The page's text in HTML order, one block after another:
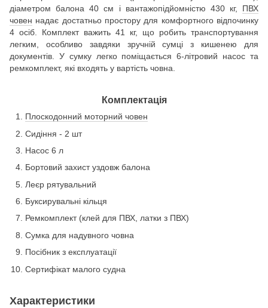
діаметром балона 40 см і вантажопідйомністю 430 кг, ПВХ
човен надає достатньо простору для комфортного відпочинку
4 осіб. Комплект важить 41 кг, що робить транспортування
легким, особливо завдяки зручній сумці з кишенею для
документів. У сумку легко поміщається 6-літровий насос та
ремкомплект, які входять у вартість човна.
Комплектація
Плоскодонний моторний човен
Сидіння - 2 шт
Насос 6 л
Бортовий захист уздовж балона
Леєр рятувальний
Буксирувальні кільця
Ремкомплект (клей для ПВХ, латки з ПВХ)
Сумка для надувного човна
Посібник з експлуатації
Сертифікат малого судна
Характеристики